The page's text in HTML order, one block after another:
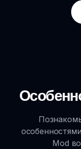
Mod